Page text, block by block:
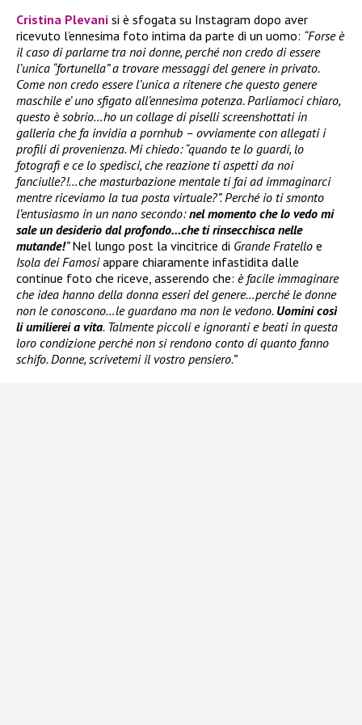
Cristina Plevani si è sfogata su Instagram dopo aver
ricevuto l’ennesima foto intima da parte di un uomo: “Forse è
il caso di parlarne tra noi donne, perché non credo di essere
l’unica “fortunella” a trovare messaggi del genere in privato.
Come non credo essere l’unica a ritenere che questo genere
maschile e’ uno sfigato all’ennesima potenza. Parliamoci chiaro,
questo è sobrio…ho un collage di piselli screenshottati in
galleria che fa invidia a pornhub – ovviamente con allegati i
profili di provenienza. Mi chiedo: “quando te lo guardi, lo
fotografi e ce lo spedisci, che reazione ti aspetti da noi
fanciulle?!…che masturbazione mentale ti fai ad immaginarci
mentre riceviamo la tua posta virtuale?”. Perché io ti smonto
l’entusiasmo in un nano secondo:nel momento che lo vedo mi
sale un desiderio dal profondo…che ti rinsecchisca nelle
mutande!”Nel lungo post la vincitrice di Grande Fratello e
Isola dei Famosiappare chiaramente infastidita dalle
continue foto che riceve, asserendo che: è facile immaginare
che idea hanno della donna esseri del genere…perché le donne
non le conoscono…le guardano ma non le vedono. Uomini così
li umilierei a vita. Talmente piccoli e ignoranti e beati in questa
loro condizione perché non si rendono conto di quanto fanno
schifo. Donne, scrivetemi il vostro pensiero.”